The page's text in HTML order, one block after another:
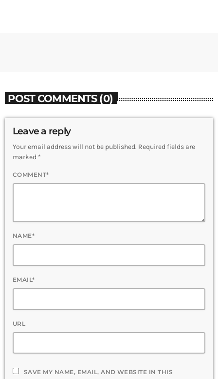
POST COMMENTS (0)
Leave a reply
Your email address will not be published. Required fields are
marked *
COMMENT*
NAME*
EMAIL*
URL
SAVE MY NAME, EMAIL, AND WEBSITE IN THIS